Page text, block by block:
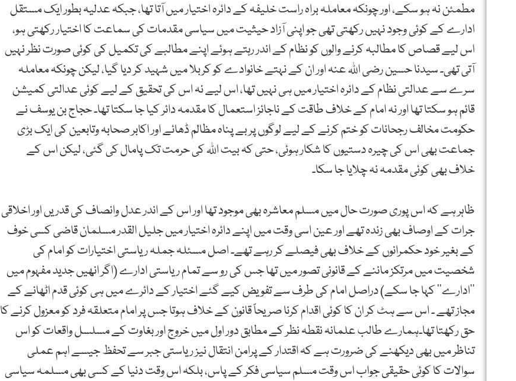
مطمئن نہ ہو سکے، اور چونکہ معاملہ براہ راست خلیفہ کے دائرہ اختیار میں آتا تھا، جبکہ عدلیہ بطور ایک مستقل
ادارے کے کوئی وجود نہیں رکھتی تھی جو اپنی آزاد حیثیت میں سیاسی مقدمات کی سماعت کا اختیار رکھتی ہو،
اس لیے قصاص کا مطالبہ کرنے والوں کو نظام کے اندر رہتے ہوئے اپنے مطالبے کی تکمیل کی کوئی صورت نظر نہیں
آتی تھی۔ سیدنا حسین رضی اللہ عنہ اور ان کے نہتے خانوادے کو کربلا میں شہید کر دیا گیا، لیکن چونکہ معاملہ
سرے سے عدالتی نظام کے دائرہ اختیار میں ہی نہیں تھا، اس لیے نہ اس کی تحقیق کے لیے کوئی عدالتی کمیشن
قائم ہو سکتا تھا اور نہ امام کے خلاف طاقت کے ناجائز استعمال کا مقدمہ دائر کیا جا سکتا تھا۔ حجاج بن یوسف نے
حکومت مخالف رجحانات کو ختم کرنے کے لیے لوگوں پر بے پناہ مظالم ڈھائے اور اکابر صحابہ وتابعین کی ایک بڑی
جماعت بھی اس کی چیرہ دستیوں کا شکار ہوئی، حتی کہ بیت اللہ کی حرمت تک پامال کی گئی، لیکن اس کے
خلاف بھی کوئی مقدمہ نہ چلایا جا سکا۔
ظاہر ہے کہ اس پوری صورت حال میں مسلم معاشرہ بھی موجود تھا اور اس کے اندر عدل وانصاف کی قدریں اور اخلاقی
جرات کے اوصاف بھی زندہ تھے اور عین اسی وقت میں اپنے دائرہ اختیار میں جلیل القدر مسلمان قاضی کسی خوف
کے بغیر خود حکمرانوں کے خلاف بھی فیصلے کر رہے تھے۔ اصل مسئلہ جملہ ریاستی اختیارات کو امام کی
شخصیت میں مرتکز ماننے کے قانونی تصور میں تھا جس کی رو سے تمام ریاستی ادارے (اگر انھیں جدید مفہوم میں
’’ادارے’’ کہا جا سکے) دراصل امام کی طرف سے تفویض کیے گئے اختیار کے دائرے میں ہی کوئی قدم اٹھانے کے
مجاز تھے ۔ اس سے ہٹ کر ان کا کوئی اقدام کرنا صریحاً قانون کے خلاف ہوتا جس پر امام متعلقہ فرد کو معزول کرنے کا
حق رکھتا تھا۔ہمارے طالب علمانہ نقطہ نظر کے مطابق دور اول میں خروج اور بغاوت کے مسلسل واقعات کو اس
تناظر میں بھی دیکھنے کی ضرورت ہے کہ اقتدار کے پرامن انتقال نیز ریاستی جبر سے تحفظ جیسے اہم عملی
سوالات کا کوئی حقیقی جواب اس وقت مسلم سیاسی فکر کے پاس، بلکہ اس وقت دنیا کے کسی بھی مسلمہ سیاسی